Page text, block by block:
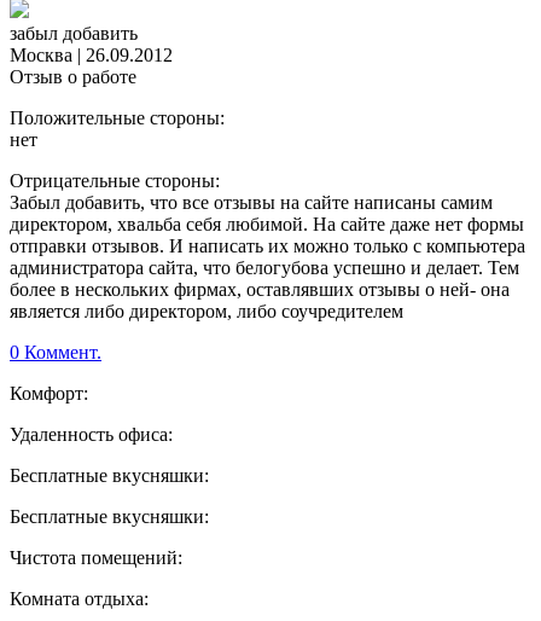
забыл добавить
Москва | 26.09.2012
Отзыв о работе
Положительные стороны:
нет
Отрицательные стороны:
Забыл добавить, что все отзывы на сайте написаны самим
директором, хвальба себя любимой. На сайте даже нет формы
отправки отзывов. И написать их можно только с компьютера
администратора сайта, что белогубова успешно и делает. Тем
более в нескольких фирмах, оставлявших отзывы о ней- она
является либо директором, либо соучредителем
0 Коммент.
Комфорт:
Удаленность офиса:
Бесплатные вкусняшки:
Бесплатные вкусняшки:
Чистота помещений:
Комната отдыха: